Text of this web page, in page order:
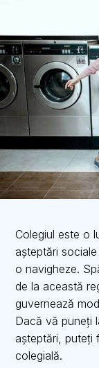
Colegiul este o
așteptări
o navigheze.
de la această
guvernează
Dacă vă puneți
așteptări, puteți
colegială.